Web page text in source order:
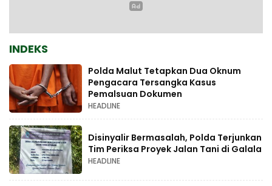
INDEKS
Polda Malut Tetapkan Dua Oknum
Pengacara Tersangka Kasus
Pemalsuan Dokumen
HEADLINE
Disinyalir Bermasalah, Polda Terjunkan
Tim Periksa Proyek Jalan Tani di Galala
HEADLINE